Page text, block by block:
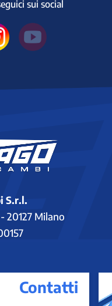
sui social
S.r.l.
20127 Milano
Contatti